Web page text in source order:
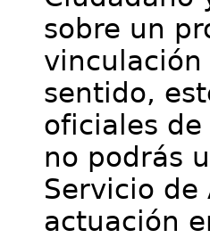
sobre un
sentido,
oficiales
no podrás
Servicio
actuación